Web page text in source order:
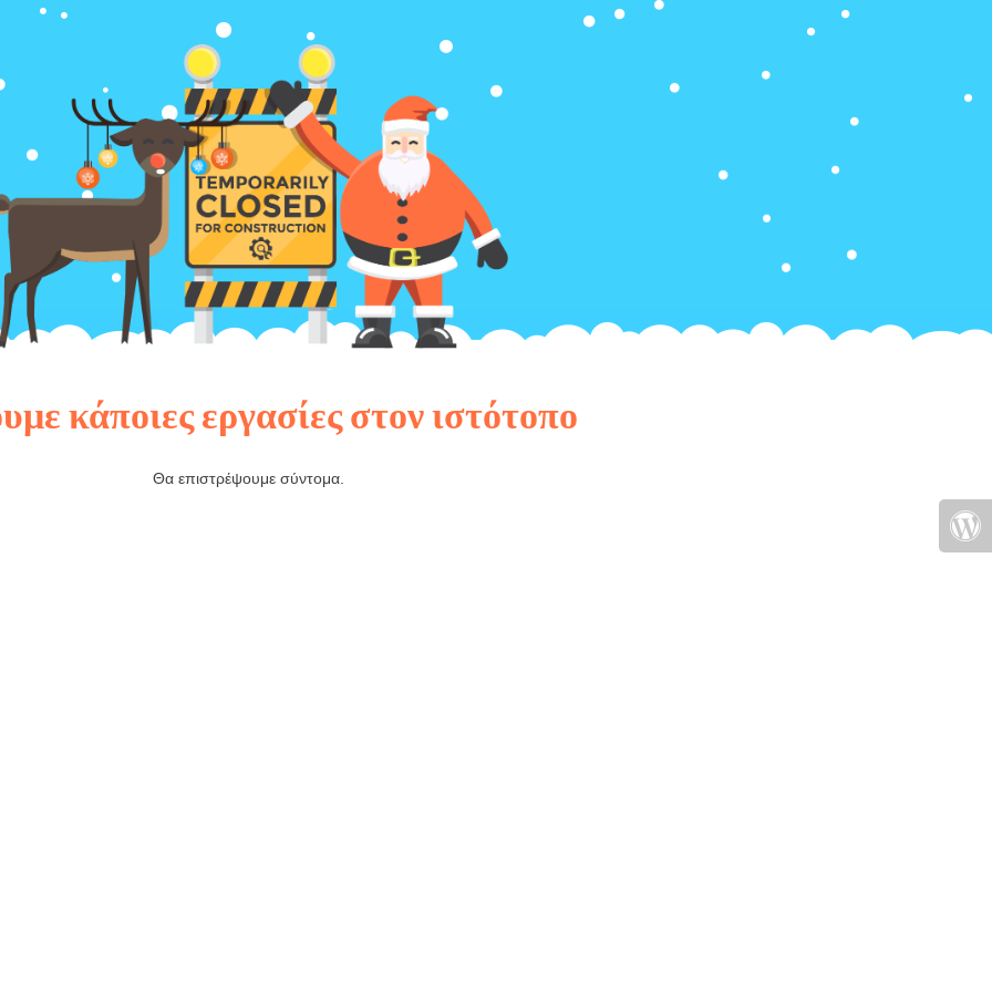
κάποιες εργασίες στον ιστότοπο
Θα επιστρέψουμε σύντομα.